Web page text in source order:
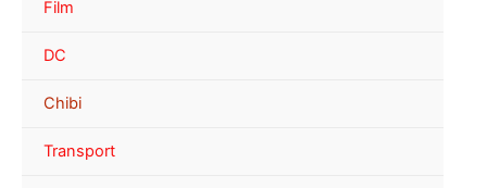
Film
DC
Chibi
Transport